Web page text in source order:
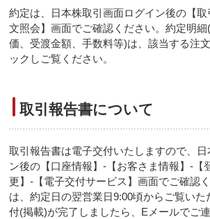
約定は、日本株取引画面ログイン後の【
文照会】画面でご確認ください。約定明
価、受渡金額、手数料等)は、該当する注
ックしご覧ください。
取引報告書について
取引報告書は電子交付いたしますので、
ン後の【口座情報】-【お客さま情報】-【
更】-【電子交付サービス】画面でご確認
は、約定日の翌営業日9:00頃からご覧いた
付(掲載)が完了しましたら、Eメールでご